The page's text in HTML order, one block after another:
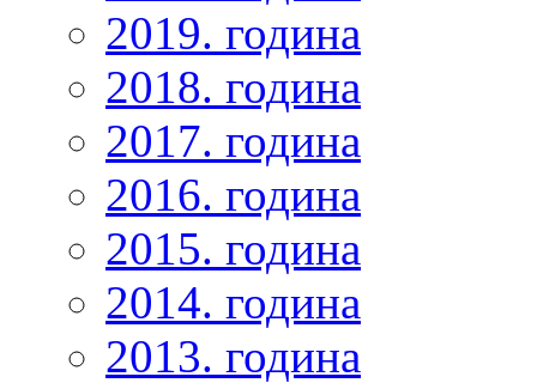
2019. година
2018. година
2017. година
2016. година
2015. година
2014. година
2013. година